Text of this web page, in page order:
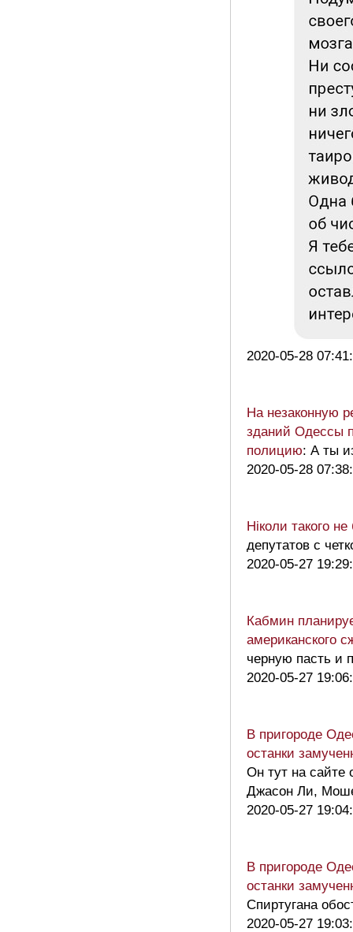
2020-05-28
На незаконную
зданий Одессы
полицию: А ты
2020-05-28
Ніколи такого
депутатов с
2020-05-27
Кабмин
американского
черную пасть и
2020-05-27
В пригороде
останки
Он тут на сайте
Джасон Ли,
2020-05-27
В пригороде
останки
Спиртугана
2020-05-27